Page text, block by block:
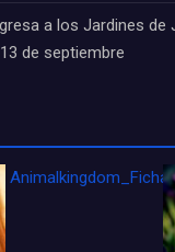
a los Jardines de
de septiembre